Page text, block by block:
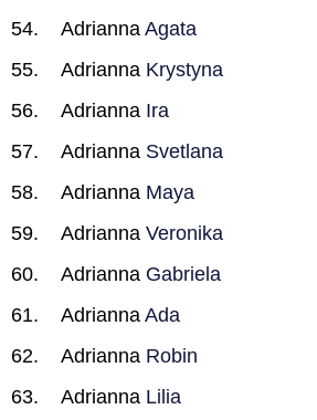
Adrianna Agata
Adrianna Krystyna
Adrianna Ira
Adrianna Svetlana
Adrianna Maya
Adrianna Veronika
Adrianna Gabriela
Adrianna Ada
Adrianna Robin
Adrianna Lilia